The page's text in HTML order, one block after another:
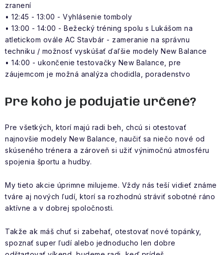
zranení
• 12:45 - 13:00 - Vyhlásenie tomboly
• 13:00 - 14:00 - Bežecký tréning spolu s Lukášom na
atletickom ovále AC Stavbár - zameranie na správnu
techniku / možnosť vyskúšať ďaľšie modely New Balance
• 14:00 - ukončenie testovačky New Balance, pre
záujemcom je možná analýza chodidla, poradenstvo
Pre koho je podujatie určené?
Pre všetkých, ktorí majú radi beh, chcú si otestovať
najnovšie modely New Balance, naučiť sa niečo nové od
skúseného trénera a zároveň si užiť výnimočnú atmosféru
spojenia športu a hudby.
My tieto akcie úprimne milujeme. Vždy nás teší vidieť známe
tváre aj nových ľudí, ktorí sa rozhodnú stráviť sobotné ráno
aktívne a v dobrej spoločnosti.
Takže ak máš chuť si zabehať, otestovať nové topánky,
spoznať super ľudí alebo jednoducho len dobre